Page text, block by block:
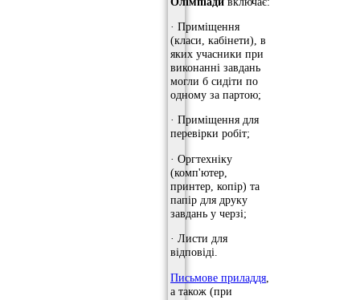
· Приміщення
(класи, кабінети), в
яких учасники при
виконанні завдань
могли б сидіти по
одному за партою;
· Приміщення для
перевірки робіт;
· Оргтехніку
(комп'ютер,
принтер, копір) та
папір для друку
завдань у черзі;
· Листи для
відповіді.
Письмове приладдя
а також (при